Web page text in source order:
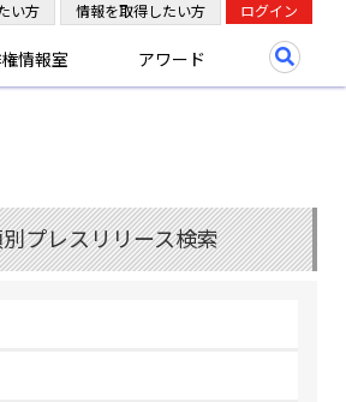
情報室 アワード
い方 情報を取得したい方 ログイン
プレスリリース検索